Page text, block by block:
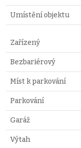
Umístění objektu
Zařízený
Bezbariérový
Míst k parkování
Parkování
Garáž
Výtah